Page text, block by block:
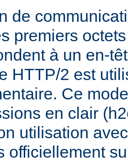
de
premiers
à un en-
HTTP/2 est
Ce
en clair
utilisation
officiellement